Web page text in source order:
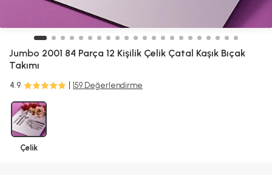
Jumbo 2001 84 Parça 12 Kişilik Çelik Çatal Kaşık Bıçak
Takımı
4.9 159 Değerlendirme
Çelik